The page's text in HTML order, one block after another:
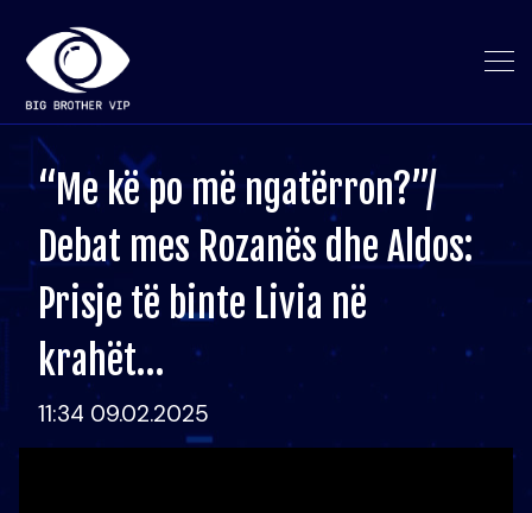
“Me kë po më ngatërron?”/
Debat mes Rozanës dhe Aldos:
Prisje të binte Livia në
krahët…
11:34 09.02.2025